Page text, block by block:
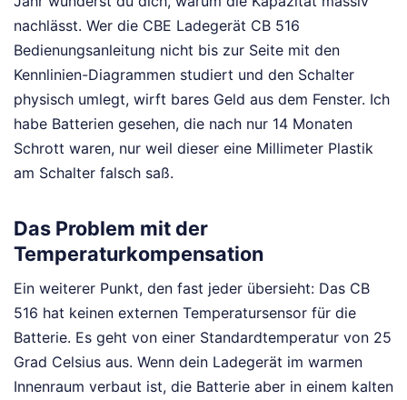
nachlässt. Wer die CBE Ladegerät CB 516
Bedienungsanleitung nicht bis zur Seite mit den
Kennlinien-Diagrammen studiert und den Schalter
physisch umlegt, wirft bares Geld aus dem Fenster. Ich
habe Batterien gesehen, die nach nur 14 Monaten
Schrott waren, nur weil dieser eine Millimeter Plastik
am Schalter falsch saß.
Das Problem mit der
Temperaturkompensation
Ein weiterer Punkt, den fast jeder übersieht: Das CB
516 hat keinen externen Temperatursensor für die
Batterie. Es geht von einer Standardtemperatur von 25
Grad Celsius aus. Wenn dein Ladegerät im warmen
Innenraum verbaut ist, die Batterie aber in einem kalten